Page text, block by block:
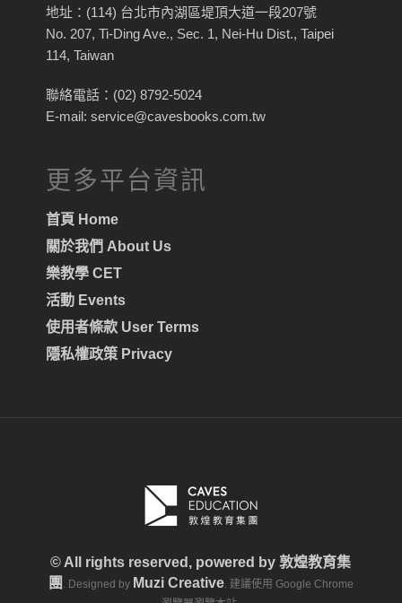
地址：(114) 台北市內湖區堤頂大道一段207號
No. 207, Ti-Ding Ave., Sec. 1, Nei-Hu Dist., Taipei
114, Taiwan
聯絡電話：(02) 8792-5024
E-mail: service@cavesbooks.com.tw
更多平台資訊
首頁 Home
關於我們 About Us
樂教學 CET
活動 Events
使用者條款 User Terms
隱私權政策 Privacy
© All rights reserved, powered by敦煌教育集
團
. Designed by Muzi Creative. 建議使用 Google Chrome